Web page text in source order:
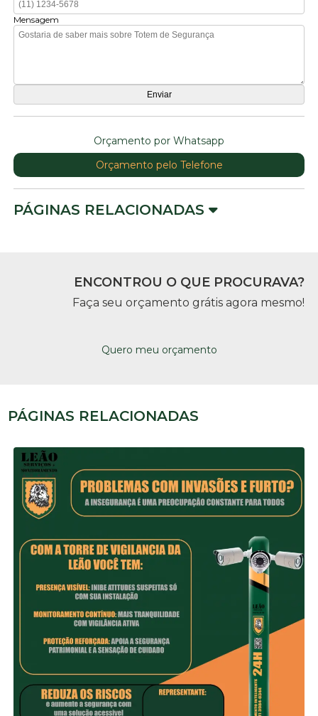
Mensagem
Orçamento por Whatsapp
Orçamento pelo Telefone
PÁGINAS RELACIONADAS
ENCONTROU O QUE PROCURAVA?
Faça seu orçamento grátis agora mesmo!
Quero meu orçamento
PÁGINAS RELACIONADAS